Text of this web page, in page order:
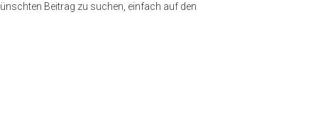
Beitrag zu suchen, einfach auf den